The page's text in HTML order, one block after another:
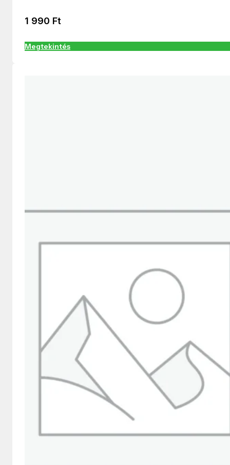
1 990 Ft
Megtekintés